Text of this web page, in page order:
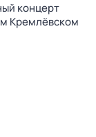
концерт
Кремлёвском